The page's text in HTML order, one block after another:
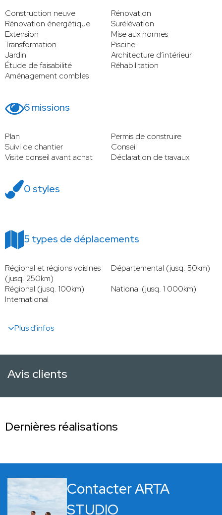
Construction neuve
Rénovation
Rénovation énergétique
Surélévation
Extension
Mise aux normes
Transformation
Piscine
Jardin
Architecture d’intérieur
Étude de faisabilité
Réhabilitation
Aménagement combles
6 missions
Plan
Permis de construire
Suivi de chantier
Conseil
Visite conseil avant achat
Déclaration de travaux
0 styles
5 types de déplacements
Régional et régions voisines
(jusq. 250km)
Départemental (jusq. 50km)
Régional (jusq. 100km)
National (jusq. 1 000km)
International
Plus d'infos
Avis clients
Dernières réalisations
Contacter ARTA
STUDIO